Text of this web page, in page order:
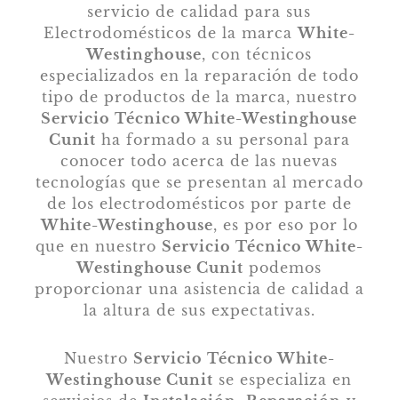
servicio de calidad para sus
Electrodomésticos de la marcaWhite-
Westinghouse, con técnicos
especializados en la reparación de todo
tipo de productos de la marca, nuestro
Servicio Técnico White-Westinghouse
Cunit ha formado a su personal para
conocer todo acerca de las nuevas
tecnologías que se presentan al mercado
de los electrodomésticos por parte de
White-Westinghouse, es por eso por lo
que en nuestro Servicio Técnico White-
Westinghouse Cunit podemos
proporcionar una asistencia de calidad a
la altura de sus expectativas.
Nuestro Servicio Técnico White-
Westinghouse Cunit se especializa en